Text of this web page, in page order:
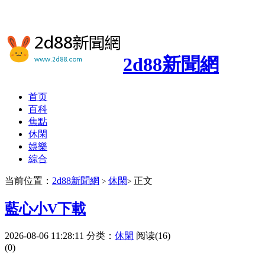
2d88新聞網
首页
百科
焦點
休閑
娛樂
綜合
当前位置： 2d88新聞網 > 休閑> 正文
藍心小V下載
2026-08-06 11:28:11 分类： 休閑 阅读(16)
(0)